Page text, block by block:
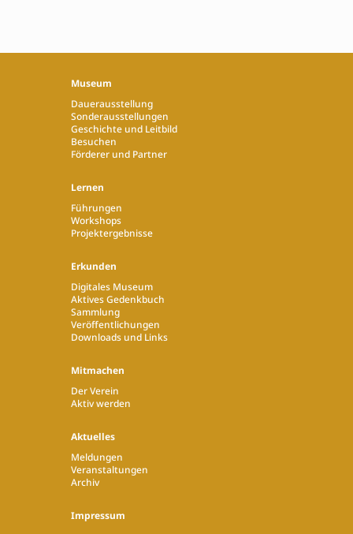
Museum
Dauerausstellung
Sonderausstellungen
Geschichte und Leitbild
Besuchen
Förderer und Partner
Lernen
Führungen
Workshops
Projektergebnisse
Erkunden
Digitales Museum
Aktives Gedenkbuch
Sammlung
Veröffentlichungen
Downloads und Links
Mitmachen
Der Verein
Aktiv werden
Aktuelles
Meldungen
Veranstaltungen
Archiv
Impressum